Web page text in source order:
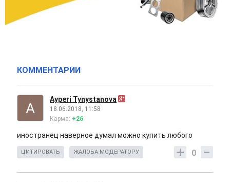
КОММЕНТАРИИ
Ayperi Tynystanova
18.06.2018, 11:58
Карма: +26
иностранец наверное думал можно купить любого
0
ЦИТИРОВАТЬ ЖАЛОБА МОДЕРАТОРУ